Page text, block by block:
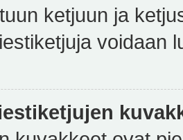
ketjuun ja
voidaan